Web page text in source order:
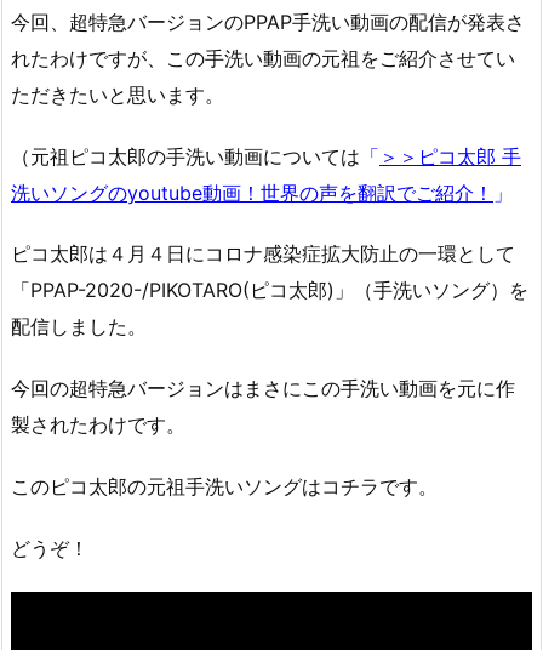
今回、超特急バージョンのPPAP手洗い動画の配信が発表さ
れたわけですが、この手洗い動画の元祖をご紹介させてい
ただきたいと思います。
（元祖ピコ太郎の手洗い動画については 「 ＞＞ピコ太郎 手
洗いソングのyoutube動画！世界の声を翻訳でご紹介！ 」
ピコ太郎は４月４日にコロナ感染症拡大防止の一環として
「PPAP-2020-/PIKOTARO(ピコ太郎)」（手洗いソング）を
配信しました。
今回の超特急バージョンはまさにこの手洗い動画を元に作
製されたわけです。
このピコ太郎の元祖手洗いソングはコチラです。
どうぞ！